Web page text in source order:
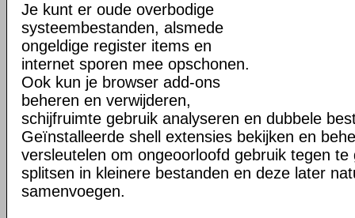
Je kunt er oude overbodige
systeembestanden, alsmede
ongeldige register items en
internet sporen mee opschonen.
Ook kun je browser add-ons
beheren en verwijderen,
schijfruimte gebruik analyseren en dubbele
Geïnstalleerde shell extensies bekijken en
versleutelen om ongeoorloofd gebruik tegen te
splitsen in kleinere bestanden en deze later
samenvoegen.